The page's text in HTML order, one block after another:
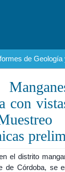
de
con
el distrito
de Córdoba, se